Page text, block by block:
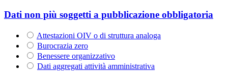
Dati non più soggetti a pubblicazione obbligatoria
Attestazioni OIV o di struttura analoga
Burocrazia zero
Benessere organizzativo
Dati aggregati attività amministrativa